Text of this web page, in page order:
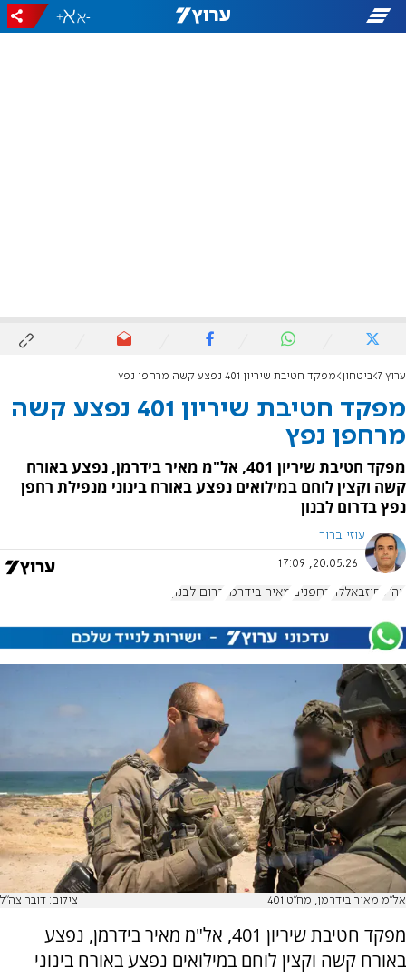
-
+
ערוץ 7 ביטחון מפקד חטיבת שיריון 401 נפצע קשה מרחפן נפץ
מפקד חטיבת שיריון 401 נפצע קשה
מרחפן נפץ
מפקד חטיבת שיריון 401, אל"מ מאיר בידרמן, נפצע באורח
קשה וקצין לוחם במילואים נפצע באורח בינוני מנפילת רחפן
נפץ בדרום לבנון
עוזי ברוך
20.05.26, 17:09
צה"ל חיזבאללה רחפנים מאיר בידרמן דרום לבנון
אל"מ מאיר בידרמן, מח"ט 401 צילום: דובר צה"ל
מפקד חטיבת שיריון 401, אל"מ מאיר בידרמן, נפצע
באורח קשה וקצין לוחם במילואים נפצע באורח בינוני